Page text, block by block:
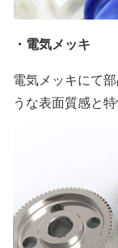
・電気メッキ
電気メッキにて
うな表面質感と